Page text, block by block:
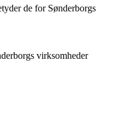
de for Sønderborgs
virksomheder